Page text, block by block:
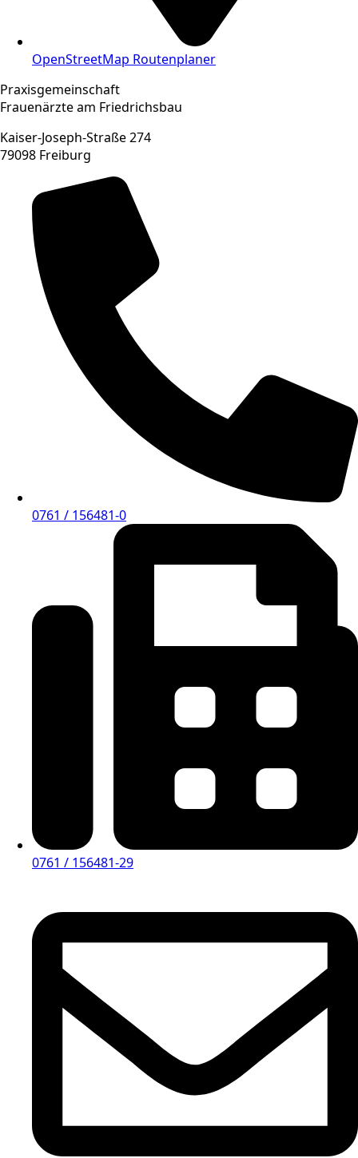
OpenStreetMap Routenplaner
Praxisgemeinschaft
Frauenärzte am Friedrichsbau
Kaiser-Joseph-Straße 274
79098 Freiburg
0761 / 156481-0
0761 / 156481-29